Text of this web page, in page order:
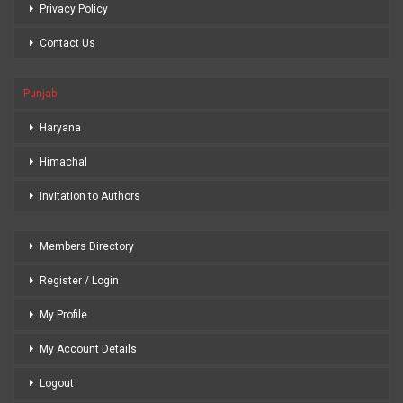
Privacy Policy
Contact Us
Punjab
Haryana
Himachal
Invitation to Authors
Members Directory
Register / Login
My Profile
My Account Details
Logout